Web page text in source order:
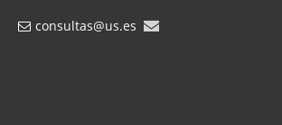
consultas@us.es